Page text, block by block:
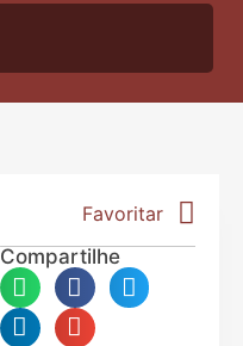
Favoritar
Compartilhe